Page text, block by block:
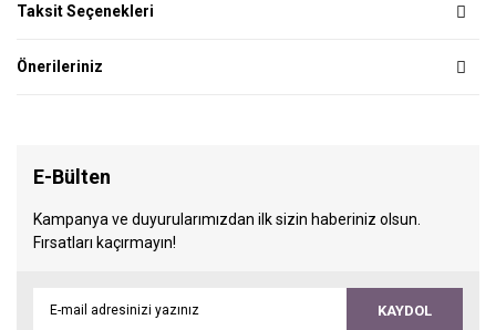
Taksit Seçenekleri
Önerileriniz
E-Bülten
Kampanya ve duyurularımızdan ilk sizin haberiniz olsun.
Fırsatları kaçırmayın!
KAYDOL